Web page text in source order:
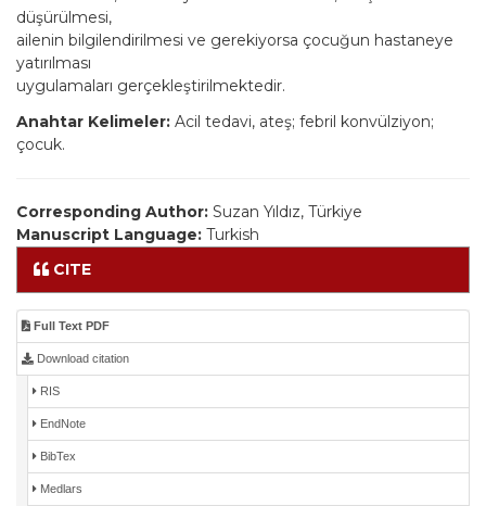
düşürülmesi,
ailenin bilgilendirilmesi ve gerekiyorsa çocuğun hastaneye
yatırılması
uygulamaları gerçekleştirilmektedir.
Anahtar Kelimeler: Acil tedavi, ateş; febril konvülziyon;
çocuk.
Corresponding Author: Suzan Yıldız, Türkiye
Manuscript Language: Turkish
CITE
Full Text PDF
Download citation
RIS
EndNote
BibTex
Medlars